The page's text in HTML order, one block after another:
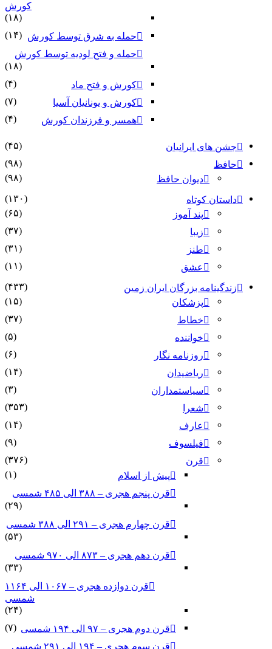
کورش
(۱۸)
حمله به شرق توسط کورش (۱۴)
حمله و فتح لودیه توسط کورش
(۱۸)
کورش و فتح ماد
(۴)
کورش و یونانیان آسیا
(۷)
همسر و فرزندان کورش
(۴)
جشن های ایرانیان
(۴۵)
حافظ
(۹۸)
دیوان حافظ
(۹۸)
داستان کوتاه
(۱۳۰)
پند آموز
(۶۵)
زیبا
(۳۷)
طنز
(۳۱)
عشق
(۱۱)
زندگینامه بزرگان ایران زمین
(۴۳۳)
پزشکان
(۱۵)
خطاط
(۳۷)
خواننده
(۵)
روزنامه نگار
(۶)
ریاضیدان
(۱۴)
سیاستمداران
(۳)
شعرا
(۳۵۳)
عارف
(۱۴)
فیلسوف
(۹)
قرن
(۳۷۶)
پیش از اسلام
(۱)
قرن پنجم هجری – ۳۸۸ الی ۴۸۵ شمسی
(۲۹)
قرن چهارم هجری – ۲۹۱ الی ۳۸۸ شمسی
(۵۳)
قرن دهم هجری – ۸۷۳ الی ۹۷۰ شمسی
(۳۳)
قرن دوازده هجری – ۱۰۶۷ الی ۱۱۶۴
شمسی
(۲۴)
قرن دوم هجری – ۹۷ الی ۱۹۴ شمسی
(۷)
قرن سوم هجری – ۱۹۴ الی ۲۹۱ شمسی